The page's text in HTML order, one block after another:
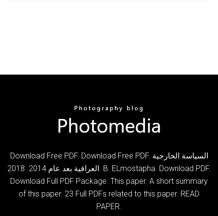
Download Free PDF. Download Free PDF. السياسة الخارجية
العراقية بعد عام 2014. 2018. B. ELmostapha. Download PDF.
Download Full PDF Package. This paper. A short summary
of this paper. 23 Full PDFs related to this paper. READ
PAPER.